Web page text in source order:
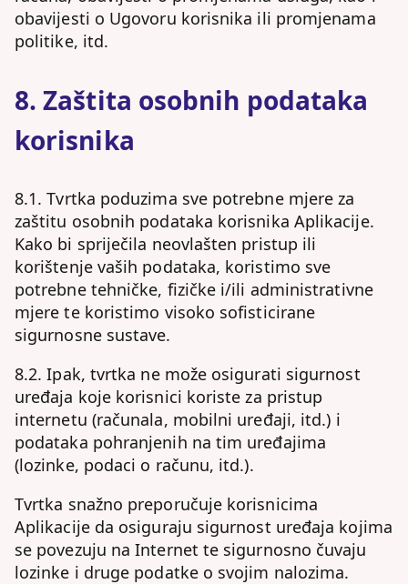
obavijesti o Ugovoru korisnika ili promjenama
politike, itd.
8. Zaštita osobnih podataka
korisnika
8.1. Tvrtka poduzima sve potrebne mjere za
zaštitu osobnih podataka korisnika Aplikacije.
Kako bi spriječila neovlašten pristup ili
korištenje vaših podataka, koristimo sve
potrebne tehničke, fizičke i/ili administrativne
mjere te koristimo visoko sofisticirane
sigurnosne sustave.
8.2. Ipak, tvrtka ne može osigurati sigurnost
uređaja koje korisnici koriste za pristup
internetu (računala, mobilni uređaji, itd.) i
podataka pohranjenih na tim uređajima
(lozinke, podaci o računu, itd.).
Tvrtka snažno preporučuje korisnicima
Aplikacije da osiguraju sigurnost uređaja kojima
se povezuju na Internet te sigurnosno čuvaju
lozinke i druge podatke o svojim nalozima.